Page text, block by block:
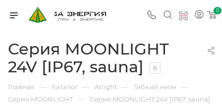
0
Серия MOONLIGHT
24V [IP67, sauna]
6
Главная — Каталог — Arlight — Гибкий неон —
Серия MOONLIGHT — Серия MOONLIGHT 24V [IP67, sauna]